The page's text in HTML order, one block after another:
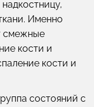
Именно
смежные
кости и
кости и
состояний с